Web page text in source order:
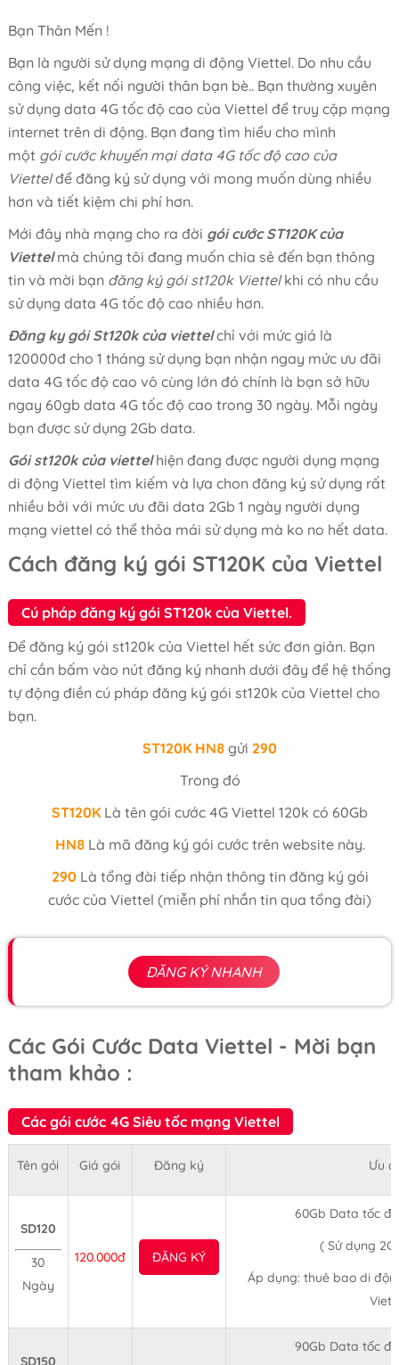
Bạn Thân Mến !
Bạn là người sử dụng mạng di động Viettel. Do nhu cầu
công việc, kết nối người thân bạn bè.. Bạn thường xuyên
sử dụng data 4G tốc độ cao của Viettel để truy cập mạng
internet trên di động. Bạn đang tìm hiểu cho mình
một gói cước khuyến mại data 4G tốc độ cao của
Viettelđể đăng ký sử dụng với mong muốn dùng nhiều
hơn và tiết kiệm chi phí hơn.
Mới đây nhà mạng cho ra đời gói cước ST120K của
Viettelmà chúng tôi đang muốn chia sẻ đến bạn thông
tin và mời bạn đăng ký gói st120k Viettelkhi có nhu cầu
sử dụng data 4G tốc độ cao nhiều hơn.
Đăng ky gói St120k của viettelchỉ với mức giá là
120000đ cho 1 tháng sử dụng bạn nhận ngay mức ưu đãi
data 4G tốc độ cao vô cùng lớn đó chính là bạn sở hữu
ngay 60gb data 4G tốc độ cao trong 30 ngày. Mỗi ngày
bạn được sử dụng 2Gb data.
Gói st120k của viettelhiện đang được người dụng mạng
di động Viettel tìm kiếm và lựa chon đăng ký sử dụng rất
nhiều bởi với mức ưu đãi data 2Gb 1 ngày người dụng
mạng viettel có thể thỏa mái sử dụng mà ko no hết data.
Cách đăng ký gói ST120K của Viettel
Cú pháp đăng ký gói ST120k của Viettel.
Để đăng ký gói st120k của Viettel hết sức đơn giản. Bạn
chỉ cần bấm vào nút đăng ký nhanh dưới đây để hệ thống
tự động điền cú pháp đăng ký gói st120k của Viettel cho
bạn.
ST120K HN8 gửi 290
Trong đó
ST120K Là tên gói cước 4G Viettel 120k có 60Gb
HN8 Là mã đăng ký gói cước trên website này.
290Là tổng đài tiếp nhận thông tin đăng ký gói
cước của Viettel (miễn phí nhắn tin qua tổng đài)
ĐĂNG KÝ NHANH
Các Gói Cước Data Viettel - Mời bạn
tham khảo :
Các gói cước 4G Siêu tốc mạng Viettel
Tên gói Giá gói Đăng ký Ưu
SD120
30
Ngày
120.000đ ĐĂNG KÝ
60Gb Data tốc
( Sử dụng
Áp dụng: thuê bao di
SD150
90Gb Data tốc